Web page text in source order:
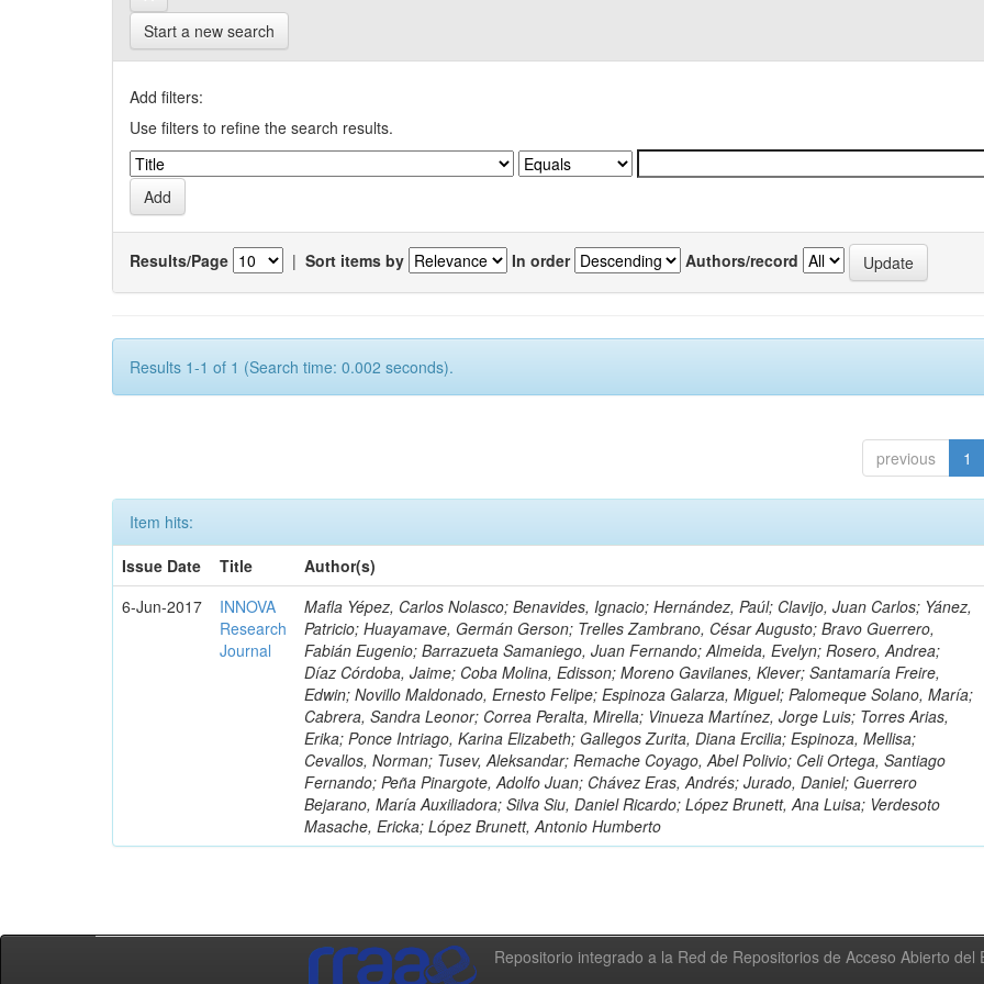
Start a new search
Add filters:
Use filters to refine the search results.
Results/Page | Sort items by In order Authors/record
Results 1-1 of 1 (Search time: 0.002 seconds).
previous 1
Item hits:
Issue Date
Title
Author(s)
6-Jun-2017
INNOVA
Research
Journal
Mafla Yépez, Carlos Nolasco; Benavides, Ignacio; Hernández, Paúl; Clavijo, Juan Carlos; Yánez,
Patricio; Huayamave, Germán Gerson; Trelles Zambrano, César Augusto; Bravo Guerrero,
Fabián Eugenio; Barrazueta Samaniego, Juan Fernando; Almeida, Evelyn; Rosero, Andrea;
Díaz Córdoba, Jaime; Coba Molina, Edisson; Moreno Gavilanes, Klever; Santamaría Freire,
Edwin; Novillo Maldonado, Ernesto Felipe; Espinoza Galarza, Miguel; Palomeque Solano, María;
Cabrera, Sandra Leonor; Correa Peralta, Mirella; Vinueza Martínez, Jorge Luis; Torres Arias,
Erika; Ponce Intriago, Karina Elizabeth; Gallegos Zurita, Diana Ercilia; Espinoza, Mellisa;
Cevallos, Norman; Tusev, Aleksandar; Remache Coyago, Abel Polivio; Celi Ortega, Santiago
Fernando; Peña Pinargote, Adolfo Juan; Chávez Eras, Andrés; Jurado, Daniel; Guerrero
Bejarano, María Auxiliadora; Silva Siu, Daniel Ricardo; López Brunett, Ana Luisa; Verdesoto
Masache, Ericka; López Brunett, Antonio Humberto
Repositorio integrado a la Red de Repositorios de Acceso Abierto del